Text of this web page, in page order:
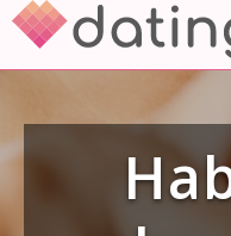
Skip
content